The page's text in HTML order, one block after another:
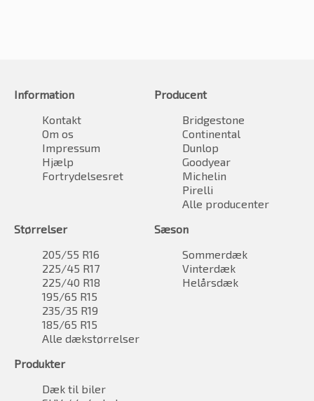
Information
Kontakt
Om os
Impressum
Hjælp
Fortrydelsesret
Producent
Bridgestone
Continental
Dunlop
Goodyear
Michelin
Pirelli
Alle producenter
Størrelser
205/55 R16
225/45 R17
225/40 R18
195/65 R15
235/35 R19
185/65 R15
Alle dækstørrelser
Sæson
Sommerdæk
Vinterdæk
Helårsdæk
Produkter
Dæk til biler